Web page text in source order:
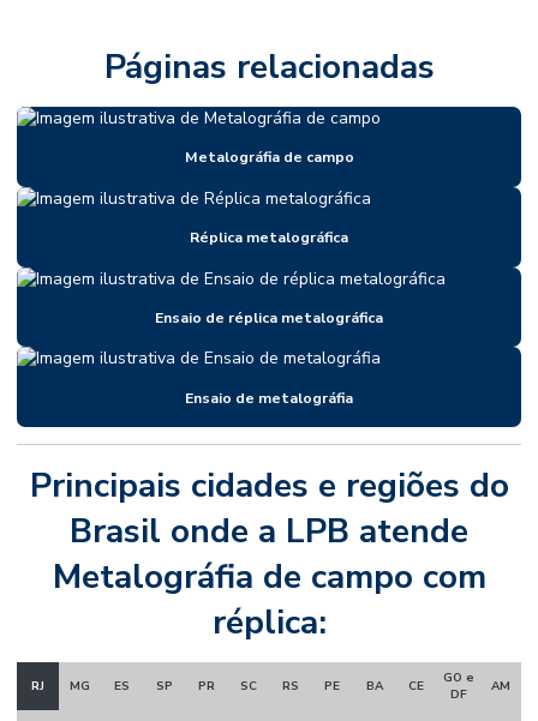
Páginas relacionadas
Metalográfia de campo
Réplica metalográfica
Ensaio de réplica metalográfica
Ensaio de metalográfia
Principais cidades e regiões do
Brasil onde a LPB atende
Metalográfia de campo com
réplica:
RJ MG ES SP PR SC RS PE BA CE
GO e
DF
AM